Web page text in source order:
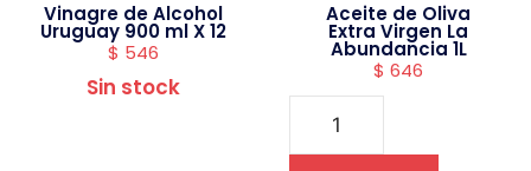
Vinagre de Alcohol
Uruguay 900 ml X 12
$ 546
Sin stock
Aceite de Oliva
Extra Virgen La
Abundancia 1L
$ 646